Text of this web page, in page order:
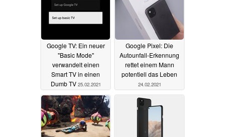
Google TV: Ein neuer
"Basic Mode"
verwandelt einen
Smart TV in einen
Dumb TV 25.02.2021
Google Pixel: Die
Autounfall-Erkennung
rettet einem Mann
potentiell das Leben
24.02.2021